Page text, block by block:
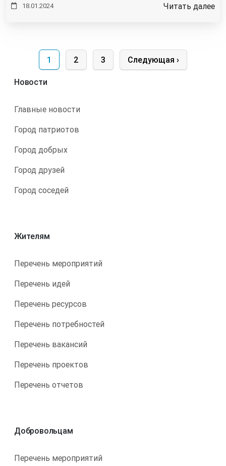
18.01.2024 Читать далее
Нумерация страниц
Текущая страница
1 Page
2 Page
3 Следующая страница
Следующая ›
Новости
Главные новости
Город патриотов
Город добрых
Город друзей
Город соседей
Жителям
Перечень мероприятий
Перечень идей
Перечень ресурсов
Перечень потребностей
Перечень вакансий
Перечень проектов
Перечень отчетов
Добровольцам
Перечень мероприятий